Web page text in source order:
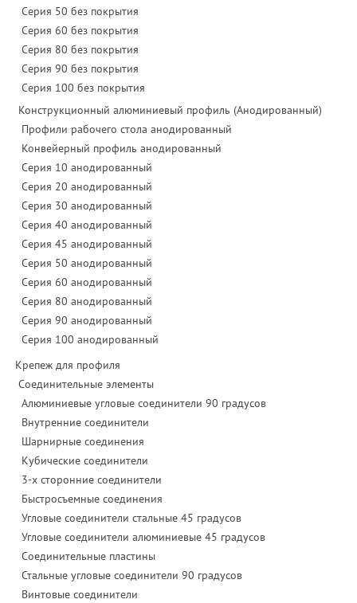
Серия 50 без покрытия
Серия 60 без покрытия
Серия 80 без покрытия
Серия 90 без покрытия
Серия 100 без покрытия
Конструкционный алюминиевый профиль (Анодированный)
Профили рабочего стола анодированный
Конвейерный профиль анодированный
Серия 10 анодированный
Серия 20 анодированный
Серия 30 анодированный
Серия 40 анодированный
Серия 45 анодированный
Серия 50 анодированный
Серия 60 анодированный
Серия 80 анодированный
Серия 90 анодированный
Серия 100 анодированный
Крепеж для профиля
Соединительные элементы
Алюминиевые угловые соединители 90 градусов
Внутренние соединители
Шарнирные соединения
Кубические соединители
3-х сторонние соединители
Быстросъемные соединения
Угловые соединители стальные 45 градусов
Угловые соединители алюминиевые 45 градусов
Соединительные пластины
Стальные угловые соединители 90 градусов
Винтовые соединители